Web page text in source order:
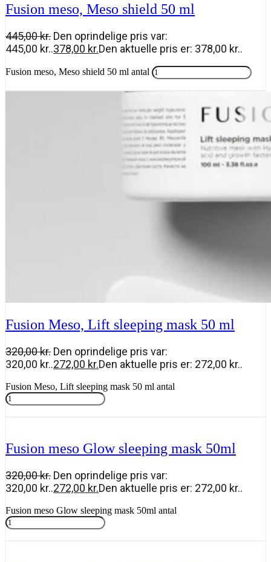
Fusion meso, Meso shield 50 ml
445,00kr. Den oprindelige pris var:
445,00 kr..378,00 kr.Den aktuelle pris er: 378,00 kr..
Fusion meso, Meso shield 50 ml antal
Fusion Meso, Lift sleeping mask 50 ml
320,00kr. Den oprindelige pris var:
320,00 kr..272,00 kr.Den aktuelle pris er: 272,00 kr..
Fusion Meso, Lift sleeping mask 50 ml antal
Fusion meso Glow sleeping mask 50ml
320,00kr. Den oprindelige pris var:
320,00 kr..272,00 kr.Den aktuelle pris er: 272,00 kr..
Fusion meso Glow sleeping mask 50ml antal